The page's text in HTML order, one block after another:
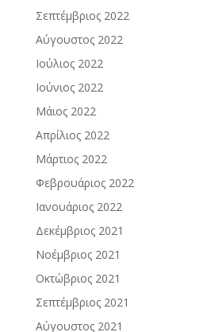
Σεπτέμβριος 2022
Αύγουστος 2022
Ιούλιος 2022
Ιούνιος 2022
Μάιος 2022
Απρίλιος 2022
Μάρτιος 2022
Φεβρουάριος 2022
Ιανουάριος 2022
Δεκέμβριος 2021
Νοέμβριος 2021
Οκτώβριος 2021
Σεπτέμβριος 2021
Αύγουστος 2021